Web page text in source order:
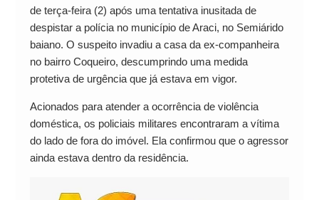
de terça-feira (2) após uma tentativa inusitada de
despistar a polícia no município de Araci, no Semiárido
baiano. O suspeito invadiu a casa da ex-companheira
no bairro Coqueiro, descumprindo uma medida
protetiva de urgência que já estava em vigor.
Acionados para atender a ocorrência de violência
doméstica, os policiais militares encontraram a vítima
do lado de fora do imóvel. Ela confirmou que o agressor
ainda estava dentro da residência.